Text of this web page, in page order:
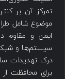
موضوع شامل
ایمن و مقاوم
سیستم‌ها و
درک تهدیدات
برای محافظت